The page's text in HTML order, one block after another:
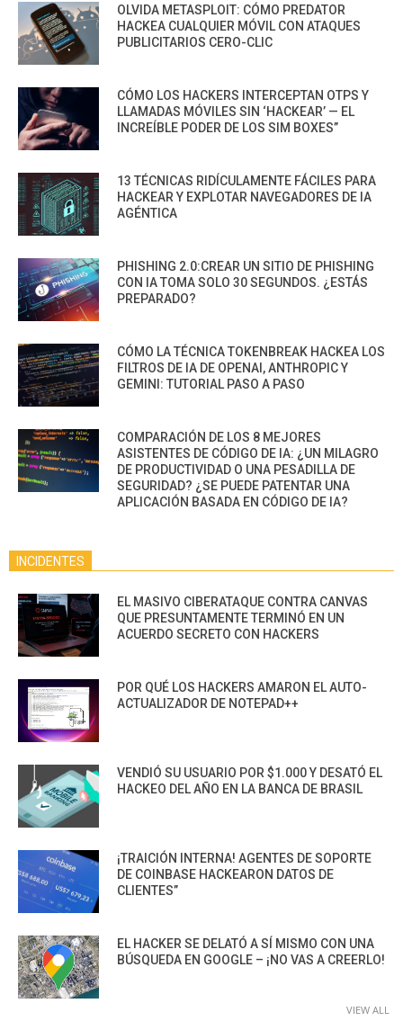
OLVIDA METASPLOIT: CÓMO PREDATOR
HACKEA CUALQUIER MÓVIL CON ATAQUES
PUBLICITARIOS CERO-CLIC
CÓMO LOS HACKERS INTERCEPTAN OTPS Y
LLAMADAS MÓVILES SIN ‘HACKEAR’ — EL
INCREÍBLE PODER DE LOS SIM BOXES”
13 TÉCNICAS RIDÍCULAMENTE FÁCILES PARA
HACKEAR Y EXPLOTAR NAVEGADORES DE IA
AGÉNTICA
PHISHING 2.0:CREAR UN SITIO DE PHISHING
CON IA TOMA SOLO 30 SEGUNDOS. ¿ESTÁS
PREPARADO?
CÓMO LA TÉCNICA TOKENBREAK HACKEA LOS
FILTROS DE IA DE OPENAI, ANTHROPIC Y
GEMINI: TUTORIAL PASO A PASO
COMPARACIÓN DE LOS 8 MEJORES
ASISTENTES DE CÓDIGO DE IA: ¿UN MILAGRO
DE PRODUCTIVIDAD O UNA PESADILLA DE
SEGURIDAD? ¿SE PUEDE PATENTAR UNA
APLICACIÓN BASADA EN CÓDIGO DE IA?
INCIDENTES
EL MASIVO CIBERATAQUE CONTRA CANVAS
QUE PRESUNTAMENTE TERMINÓ EN UN
ACUERDO SECRETO CON HACKERS
POR QUÉ LOS HACKERS AMARON EL AUTO-
ACTUALIZADOR DE NOTEPAD++
VENDIÓ SU USUARIO POR $1.000 Y DESATÓ EL
HACKEO DEL AÑO EN LA BANCA DE BRASIL
¡TRAICIÓN INTERNA! AGENTES DE SOPORTE
DE COINBASE HACKEARON DATOS DE
CLIENTES”
EL HACKER SE DELATÓ A SÍ MISMO CON UNA
BÚSQUEDA EN GOOGLE – ¡NO VAS A CREERLO!
VIEW ALL